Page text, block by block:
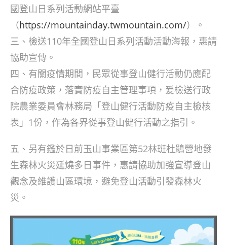
國登山日系列活動網站平臺
（https://mountainday.twmountain.com/）。
三、檢送110年全國登山日系列活動活動海報，惠請
協助宣傳。
四、有關疫情期間，民眾從事登山健行活動仍應配
合防疫政策，落實防疫自主管理事項，爰檢送行政
院農業委員會林務局「登山健行活動防疫自主檢核
表」1份，作為各界從事登山健行活動之指引。
五、另有鑑於日前玉山事業區第52林班杜鵑營地發
生森林火災延燒多日事件，惠請協助加強宣導登山
觀念及維護山區環境，避免登山活動引發森林火
災。